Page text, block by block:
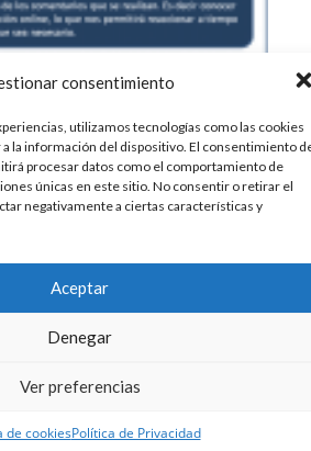
consentimiento
utilizamos tecnologías como las cookies
a la información del dispositivo. El consentimiento
procesar datos como el comportamiento de
únicas en este sitio. No consentir o retirar el
negativamente a ciertas características y
Aceptar
Denegar
Ver preferencias
de cookiesPolítica de Privacidad